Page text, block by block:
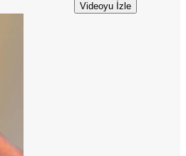
Videoyu İzle